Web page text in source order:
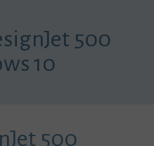
500
10
500